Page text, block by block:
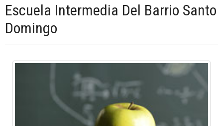
Escuela Intermedia Del Barrio Santo
Domingo